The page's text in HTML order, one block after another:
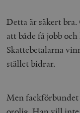
Detta är säkert
att både få jobb
Skattebetalarna
stället bidrar.
Men